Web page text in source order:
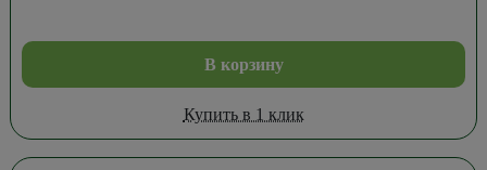
В корзину
Купить в 1 клик